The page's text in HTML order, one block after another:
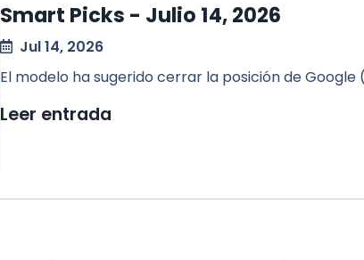
Smart Picks - Julio 14, 2026
Jul 14, 2026
El modelo ha sugerido cerrar la posición de Google
Leer entrada